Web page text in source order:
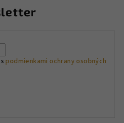
spodmienkami ochrany osobných